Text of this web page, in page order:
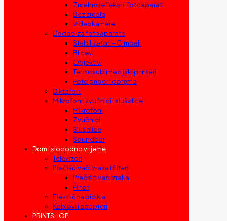
Zrcalno refleksni fotoaparati
Bez zrcala
Videokamere
Dodaci za fotoaparate
Stabilizatori – Gimbali
Blicevi
Objektivi
Termosublimacijski printeri
Foto pribor i oprema
Diktafoni
Mikrofoni, zvučnici i slušalice
Mikrofoni
Zvučnici
Slušalice
Soundbar
Dom i slobodno vrijeme
Televizori
Prečišćivači zraka i filteri
Prečišćivači zraka
Filteri
Električna bicikla
Kablovi i adapteri
PRINTSHOP